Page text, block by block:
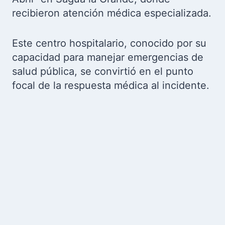
recibieron atención médica especializada.
Este centro hospitalario, conocido por su
capacidad para manejar emergencias de
salud pública, se convirtió en el punto
focal de la respuesta médica al incidente.